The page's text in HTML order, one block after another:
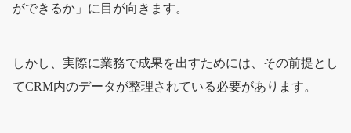
ができるか」に目が向きます。
しかし、実際に業務で成果を出すためには、その前提とし
てCRM内のデータが整理されている必要があります。